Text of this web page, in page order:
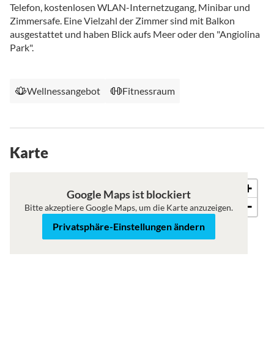
Telefon, kostenlosen WLAN-Internetzugang, Minibar und
Zimmersafe. Eine Vielzahl der Zimmer sind mit Balkon
ausgestattet und haben Blick aufs Meer oder den "Angiolina
Park".
Wellnessangebot Fitnessraum
Karte
Satellit
+
−
Google Maps ist blockiert
Bitte akzeptiere Google Maps, um die Karte anzuzeigen.
Privatsphäre-Einstellungen ändern